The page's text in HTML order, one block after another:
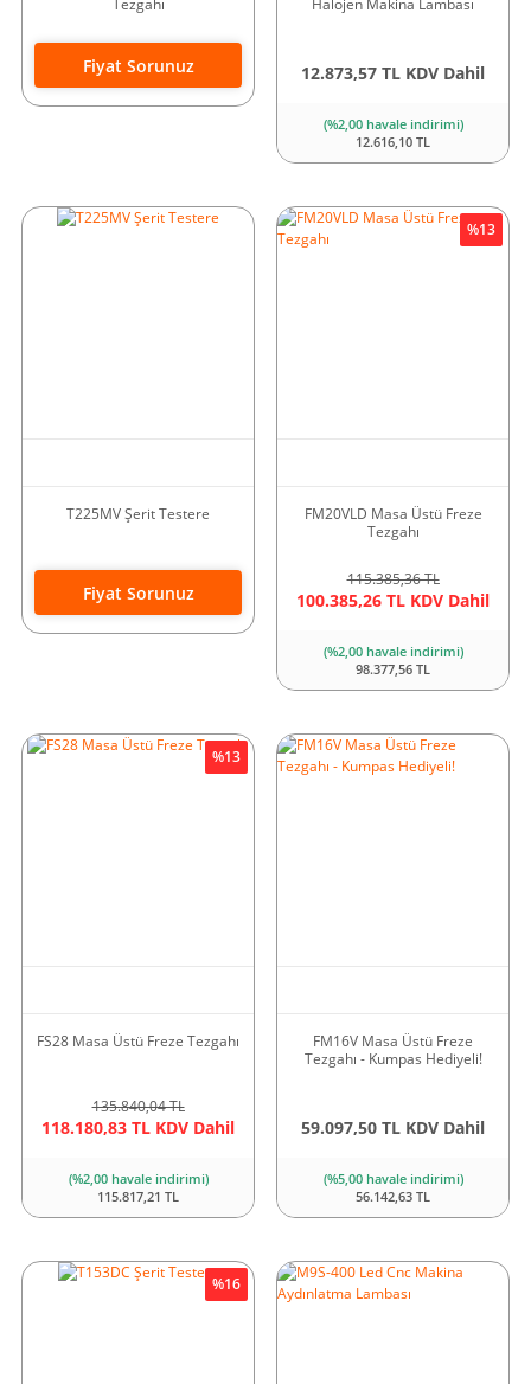
Tezgahı
Fiyat Sorunuz
Halojen Makina Lambası
12.873,57 TL KDV Dahil
(%2,00 havale indirimi)
12.616,10 TL
T225MV Şerit Testere
Fiyat Sorunuz
FM20VLD Masa Üstü Freze
Tezgahı
115.385,36 TL
100.385,26 TL KDV Dahil
%13
(%2,00 havale indirimi)
98.377,56 TL
FS28 Masa Üstü Freze Tezgahı
135.840,04 TL
118.180,83 TL KDV Dahil
%13
(%2,00 havale indirimi)
115.817,21 TL
FM16V Masa Üstü Freze
Tezgahı - Kumpas Hediyeli!
59.097,50 TL KDV Dahil
(%5,00 havale indirimi)
56.142,63 TL
%16